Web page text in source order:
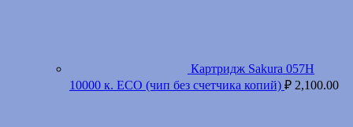
Картридж Sakura 057H
10000 к. ECO (чип без счетчика копий) ₽ 2,100.00